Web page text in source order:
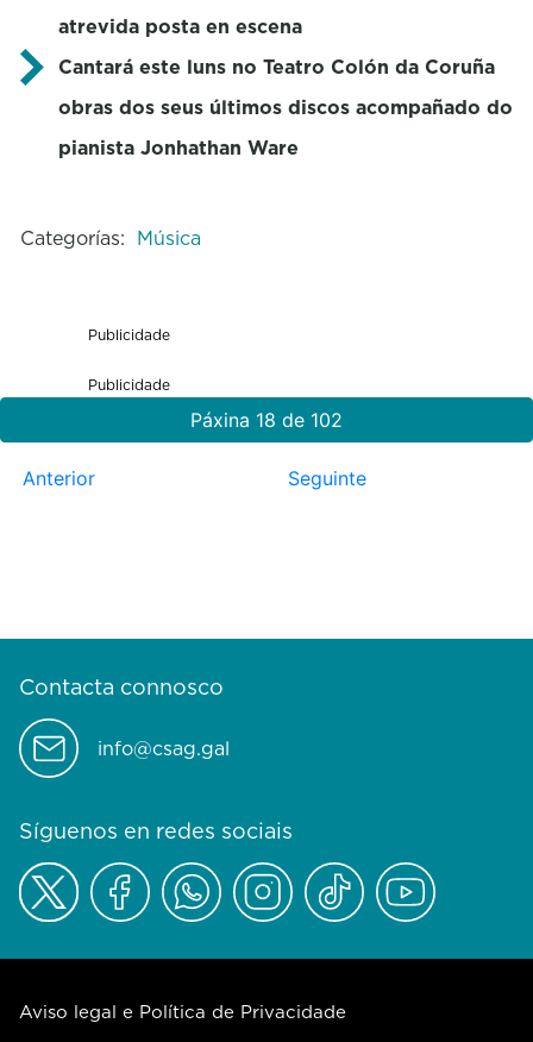
atrevida posta en escena
Cantará este luns no Teatro Colón da Coruña
obras dos seus últimos discos acompañado do
pianista Jonhathan Ware
Categorías: Música
Publicidade
Publicidade
Páxina 18 de 102
Anterior Seguinte
Contacta connosco
info@csag.gal
Síguenos en redes sociais
Aviso legal e Política de Privacidade